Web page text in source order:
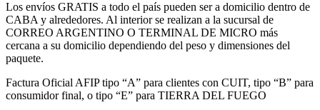
Los envíos GRATIS a todo el país pueden ser a domicilio dentro de
CABA y alrededores. Al interior se realizan a la sucursal de
CORREO ARGENTINO O TERMINAL DE MICRO más
cercana a su domicilio dependiendo del peso y dimensiones del
paquete.
Factura Oficial AFIP tipo “A” para clientes con CUIT, tipo “B” para
consumidor final, o tipo “E” para TIERRA DEL FUEGO